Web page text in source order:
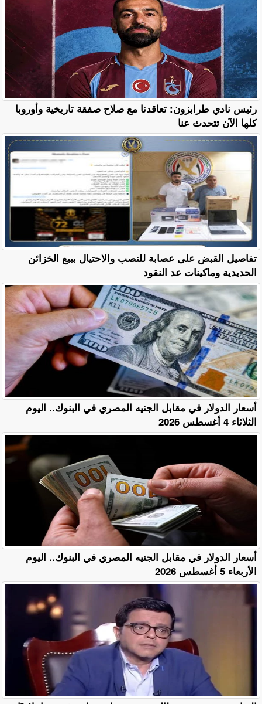
رئيس نادي طرابزون: تعاقدنا مع صلاح صفقة تاريخية وأوروبا
كلها الآن تتحدث عنا
تفاصيل القبض على عصابة للنصب والاحتيال ببيع الخزائن
الحديدية وماكينات عد النقود
أسعار الدولار في مقابل الجنيه المصري في البنوك.. اليوم
الثلاثاء 4 أغسطس 2026
أسعار الدولار في مقابل الجنيه المصري في البنوك.. اليوم
الأربعاء 5 أغسطس 2026